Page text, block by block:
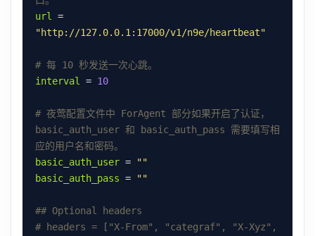
url
"http://127.0.0.1:17000/v1/n9e/heartbeat"
# 每 10 秒发送一次心跳。
interval
= 10
# 夜莺配置文件中 ForAgent 部分如果开启了认证，
basic_auth_user 和 basic_auth_pass 需要填写相
应的用户名和密码。
basic_auth_user =
""
basic_auth_pass = ""
## Optional headers
# headers = ["X-From", "categraf", "X-Xyz",